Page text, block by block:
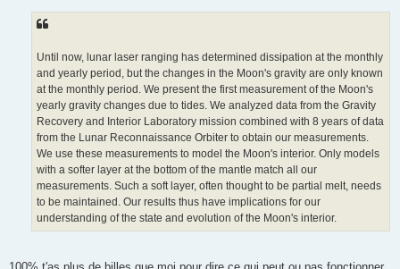
Until now, lunar laser ranging has determined dissipation at the monthly
and yearly period, but the changes in the Moon's gravity are only known
at the monthly period. We present the first measurement of the Moon's
yearly gravity changes due to tides. We analyzed data from the Gravity
Recovery and Interior Laboratory mission combined with 8 years of data
from the Lunar Reconnaissance Orbiter to obtain our measurements.
We use these measurements to model the Moon's interior. Only models
with a softer layer at the bottom of the mantle match all our
measurements. Such a soft layer, often thought to be partial melt, needs
to be maintained. Our results thus have implications for our
understanding of the state and evolution of the Moon's interior.